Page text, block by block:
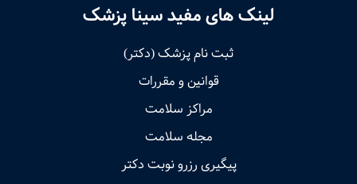
لینک های مفید سینا پزشک
ثبت نام پزشک (دکتر)
قوانین و مقررات
مراکز سلامت
مجله سلامت
پیگیری رزرو نوبت دکتر